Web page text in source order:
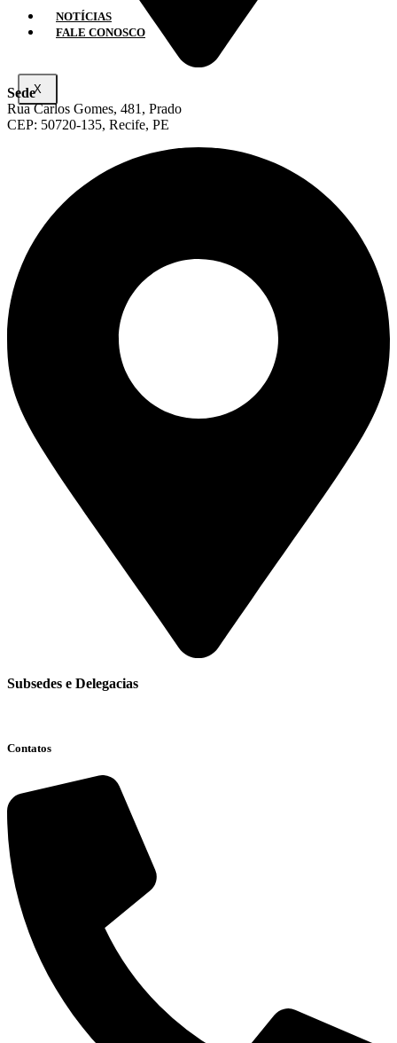
NOTÍCIAS
FALE CONOSCO
X
Sede
Rua Carlos Gomes, 481, Prado
CEP: 50720-135, Recife, PE
Subsedes e Delegacias
Contatos